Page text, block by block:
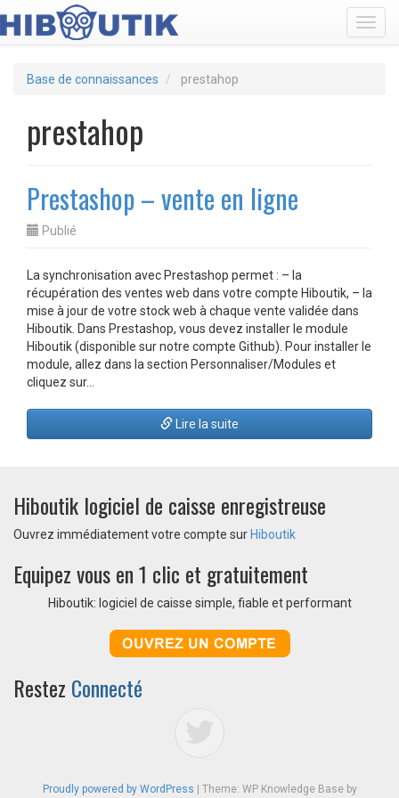
Base de connaissances prestahop
prestahop
Prestashop – vente en ligne
Publié
La synchronisation avec Prestashop permet : – la
récupération des ventes web dans votre compte Hiboutik, – la
mise à jour de votre stock web à chaque vente validée dans
Hiboutik. Dans Prestashop, vous devez installer le module
Hiboutik (disponible sur notre compte Github). Pour installer le
module, allez dans la section Personnaliser/Modules et
cliquez sur…
Lire la suite
Hiboutik logiciel de caisse enregistreuse
Ouvrez immédiatement votre compte sur Hiboutik
Equipez vous en 1 clic et gratuitement
Hiboutik: logiciel de caisse simple, fiable et performant
Restez Connecté
Proudly powered by WordPress Theme: WP Knowledge Base by